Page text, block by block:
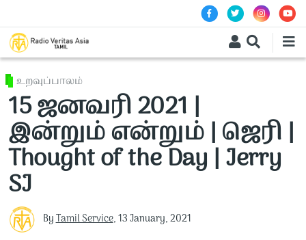
உறவுப்பாலம்
15 ஜனவரி 2021 |
இன்றும் என்றும் | ஜெரி |
Thought of the Day | Jerry
SJ
ByTamil Service,13 January, 2021